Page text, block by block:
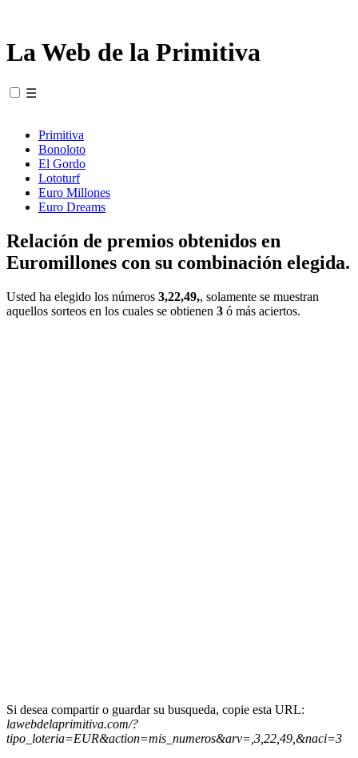
La Web de la Primitiva
☰
Primitiva
Bonoloto
El Gordo
Lototurf
Euro Millones
Euro Dreams
Relación de premios obtenidos en
Euromillones con su combinación elegida.
Usted ha elegido los números 3,22,49,, solamente se muestran
aquellos sorteos en los cuales se obtienen 3 ó más aciertos.
Si desea compartir o guardar su busqueda, copie esta URL:
lawebdelaprimitiva.com/?
tipo_loteria=EUR&action=mis_numeros&arv=,3,22,49,&naci=3